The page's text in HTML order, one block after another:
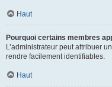
Haut
Pourquoi certains membres
L’administrateur peut attribuer
rendre facilement identifiables.
Haut